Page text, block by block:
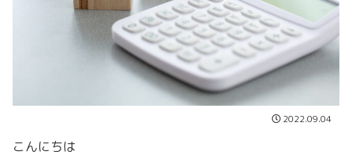
2022.09.04
こんにちは